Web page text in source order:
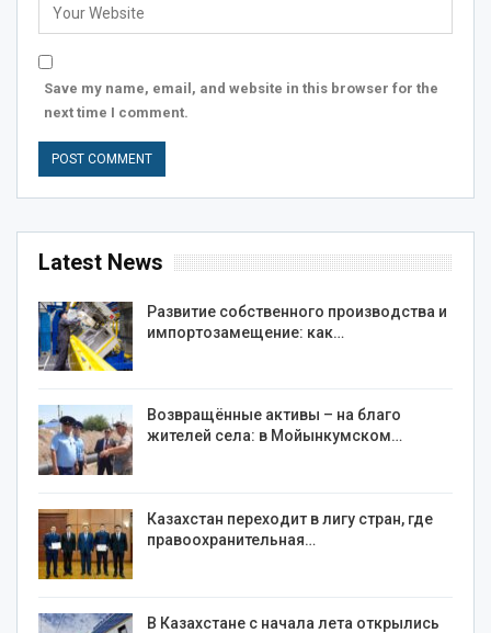
Save my name, email, and website in this browser for the
next time I comment.
Latest News
Развитие собственного производства и
импортозамещение: как…
Возвращённые активы – на благо
жителей села: в Мойынкумском…
Казахстан переходит в лигу стран, где
правоохранительная…
В Казахстане с начала лета открылись